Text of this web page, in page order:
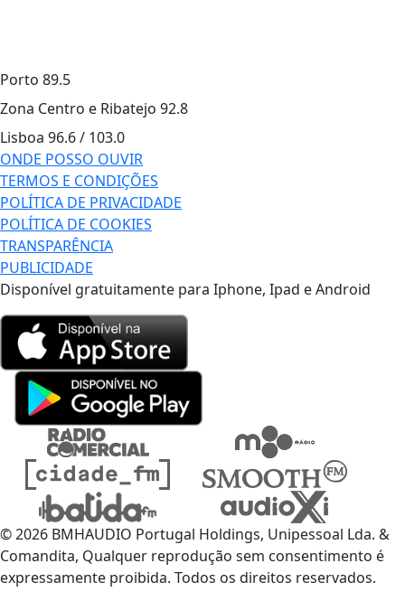
Porto 89.5
Zona Centro e Ribatejo 92.8
Lisboa 96.6 / 103.0
ONDE POSSO OUVIR
TERMOS E CONDIÇÕES
POLÍTICA DE PRIVACIDADE
POLÍTICA DE COOKIES
TRANSPARÊNCIA
PUBLICIDADE
Disponível gratuitamente para Iphone, Ipad e Android
© 2026 BMHAUDIO Portugal Holdings, Unipessoal Lda. &
Comandita, Qualquer reprodução sem consentimento é
expressamente proibida. Todos os direitos reservados.